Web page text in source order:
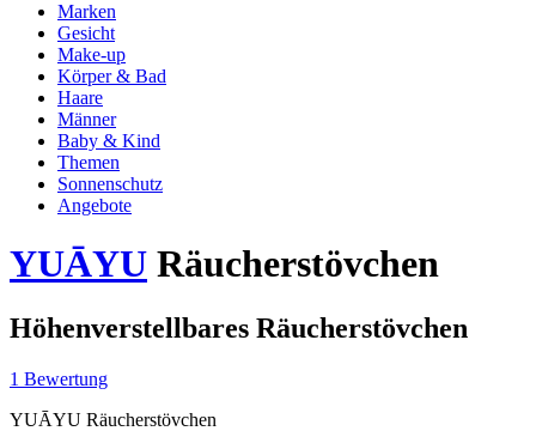
Marken
Gesicht
Make-up
Körper & Bad
Haare
Männer
Baby & Kind
Themen
Sonnenschutz
Angebote
YUĀYU Räucherstövchen
Höhenverstellbares Räucherstövchen
1 Bewertung
YUĀYU Räucherstövchen